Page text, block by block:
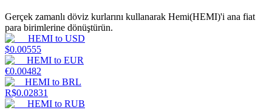
Kazan
Gerçek zamanlı döviz kurlarını kullanarak Hemi(HEMI)'i ana fiat
para birimlerine dönüştürün.
HEMI to USD
$0.00555
HEMI to EUR
€0.00482
HEMI to BRL
R$0.02831
HEMI to RUB